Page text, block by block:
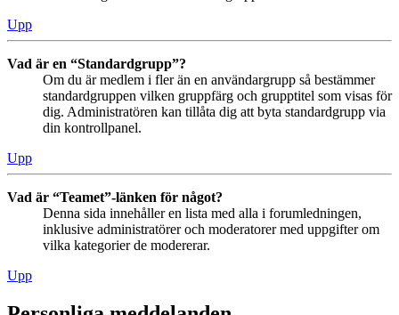
Upp
Vad är en “Standardgrupp”?
Om du är medlem i fler än en användargrupp så bestämmer
standardgruppen vilken gruppfärg och grupptitel som visas för
dig. Administratören kan tillåta dig att byta standardgrupp via
din kontrollpanel.
Upp
Vad är “Teamet”-länken för något?
Denna sida innehåller en lista med alla i forumledningen,
inklusive administratörer och moderatorer med uppgifter om
vilka kategorier de modererar.
Upp